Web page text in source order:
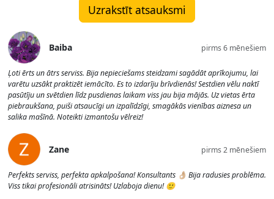
Uzrakstīt atsauksmi
Baiba pirms 6 mēnešiem
Ļoti ērts un ātrs serviss. Bija nepieciešams steidzami sagādāt aprīkojumu, lai
varētu uzsākt praktizēt iemācīto. Es to izdarīju brīvdienās! Sestdien vēlu naktī
pasūtīju un svētdien līdz pusdienas laikam viss jau bija mājās. Uz vietas ērta
piebraukšana, puiši atsaucīgi un izpalīdzīgi, smagākās vienības aiznesa un
salika mašīnā. Noteikti izmantošu vēlreiz!
Zane pirms 2 mēnešiem
Perfekts serviss, perfekta apkalpošana! Konsultants 👌🏼 Bija radusies problēma.
Viss tikai profesionāli atrisināts! Uzlaboja dienu! 🙂